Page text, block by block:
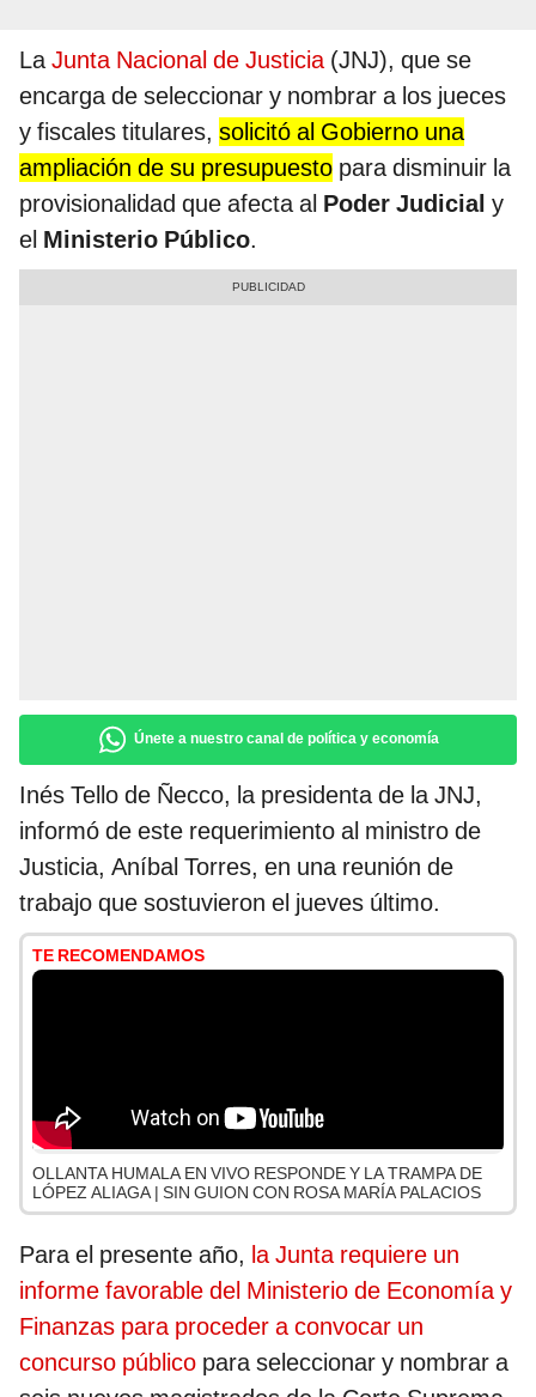
LaJunta Nacional de Justicia(JNJ), que se
encarga de seleccionar y nombrar a los jueces
y fiscales titulares, solicitó al Gobierno una
ampliación de su presupuesto para disminuir la
provisionalidad que afecta al Poder Judicial y
el Ministerio Público.
Únete a nuestro canal de política y economía
Inés Tello de Ñecco, la presidenta de la JNJ,
informó de este requerimiento al ministro de
Justicia, Aníbal Torres, en una reunión de
trabajo que sostuvieron el jueves último.
TE RECOMENDAMOS
OLLANTA HUMALA EN VIVO RESPONDE Y LA TRAMPA DE
LÓPEZ ALIAGA | SIN GUION CON ROSA MARÍA PALACIOS
Para el presente año, la Junta requiere un
informe favorable del Ministerio de Economía y
Finanzas para proceder a convocar un
concurso público para seleccionar y nombrar a